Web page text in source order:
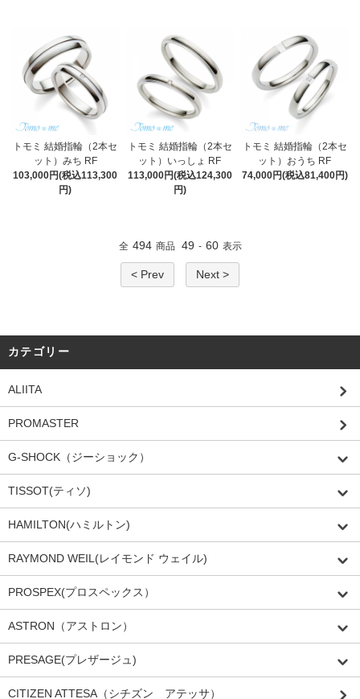
トモミ 結婚指輪（2本セ
ット）みち RF
103,000円(税込113,300
円)
トモミ 結婚指輪（2本セ
ット）いっしょ RF
113,000円(税込124,300
円)
トモミ 結婚指輪（2本セ
ット）おうち RF
74,000円(税込81,400円)
全 494 商品 49 - 60 表示
< Prev Next >
カテゴリー
ALIITA
PROMASTER
G-SHOCK（ジーショック）
TISSOT(ティソ)
HAMILTON(ハミルトン)
RAYMOND WEIL(レイモンド ウェイル)
PROSPEX(プロスペックス）
ASTRON（アストロン）
PRESAGE(プレザージュ)
CITIZEN ATTESA（シチズン アテッサ）